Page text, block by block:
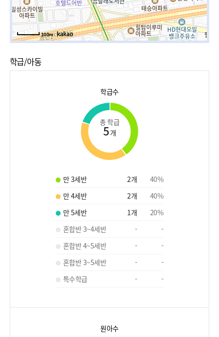
100m
학급/아동
학급수
총 학급
5개
만 3세반 2개 40%
만 4세반
2개 40%
만 5세반
1개 20%
혼합반 3~4세반
-
-
혼합반 4~5세반
-
-
혼합반 3~5세반
-
-
특수학급
- -
원아수